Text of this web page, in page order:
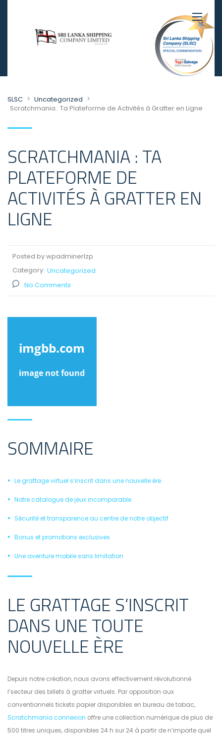
SLSC > Uncategorized >
Scratchmania : Ta Plateforme de Activités à Gratter en Ligne
SCRATCHMANIA : TA
PLATEFORME DE
ACTIVITÉS À GRATTER EN
LIGNE
Posted by wpadminerlzp
Category: Uncategorized
No Comments
SOMMAIRE
Le grattage virtuel s’inscrit dans une nouvelle ère
Notre catalogue de jeux incomparable
Sécurité et transparence au centre de notre objectif
Bonus et promotions exclusives
Une aventure mobile sans limitation
LE GRATTAGE S’INSCRIT
DANS UNE TOUTE
NOUVELLE ÈRE
Depuis notre création, nous avons effectivement révolutionné
l’secteur des billets à gratter virtuels. Par opposition aux
conventionnels tickets papier disponibles en bureau de tabac,
Scratchmania connexion offre une collection numérique de plus de
500 titres uniques, disponibles 24 h sur 24 à partir de n’importe quel